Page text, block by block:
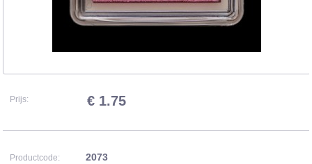
Prijs: € 1.75
Productcode: 2073